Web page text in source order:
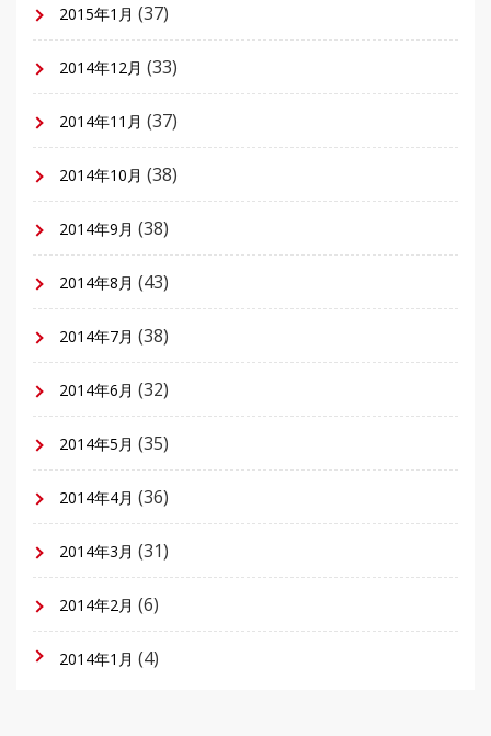
2015年1月 (37)
2014年12月 (33)
2014年11月 (37)
2014年10月 (38)
2014年9月 (38)
2014年8月 (43)
2014年7月 (38)
2014年6月 (32)
2014年5月 (35)
2014年4月 (36)
2014年3月 (31)
2014年2月 (6)
2014年1月 (4)